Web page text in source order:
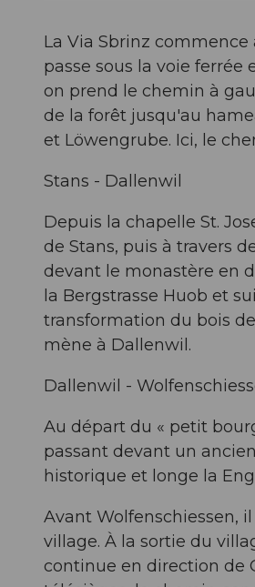
La Via Sbrinz commence
passe sous la voie
on prend le chemin à
de la forêt jusqu'au
et Löwengrube. Ici, le
Stans - Dallenwil
Depuis la chapelle St.
de Stans, puis à travers
devant le monastère en
la Bergstrasse Huob et
transformation du bois
mène à Dallenwil.
Dallenwil -
Au départ du « petit
passant devant un
historique et longe la
Avant Wolfenschiessen,
village. À la sortie du
continue en direction de